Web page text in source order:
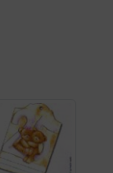
können Sie die